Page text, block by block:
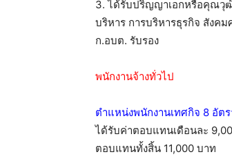
3. ได้รับปริญญาเอกหรือคุณวุฒิ
บริหาร การบริหารธุรกิจ สังค
ก.อบต. รับรอง
พนักงานจ้างทั่วไป
ตำแหน่งพนักงานเทศกิจ 8 อัตร
ได้รับค่าตอบแทนเดือนละ
ตอบแทนทั้งสิ้น 11,000 บาท